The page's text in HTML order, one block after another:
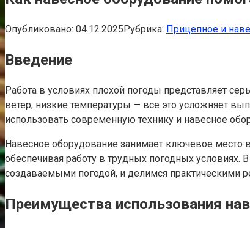
Опубликовано: 04.12.2025Рубрика: Прицепное и
Введение
Работа в условиях плохой погоды представляет
ветер, низкие температуры — все это усложняет
использовать современную технику и навесное
Навесное оборудование занимает ключевое место
обеспечивая работу в трудных погодных условиях.
создаваемыми погодой, и делимся практическими
Преимущества использования